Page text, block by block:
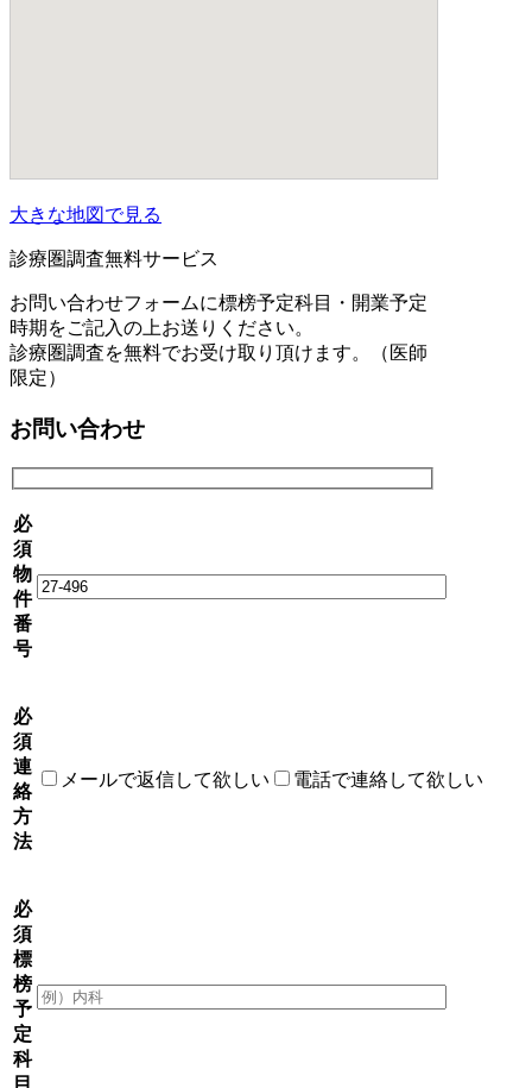
大きな地図で見る
診療圏調査無料サービス
お問い合わせフォームに標榜予定科目・開業予定
時期をご記入の上お送りください。
診療圏調査を無料でお受け取り頂けます。（医師
限定）
お問い合わせ
必
須
物
件
番
号
必
須
連
絡
方
法
メールで返信して欲しい 電話で連絡して欲しい
必
須
標
榜
予
定
科